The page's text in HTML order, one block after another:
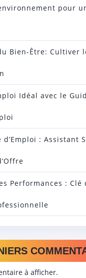
pour
Bien-Être: Cultiver
Idéal avec le
: Assistant
Performances : Clé
à afficher.